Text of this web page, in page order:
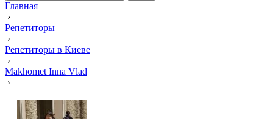
Главная
›
Репетиторы
›
Репетиторы в Киеве
›
Makhomet Inna Vlad
›